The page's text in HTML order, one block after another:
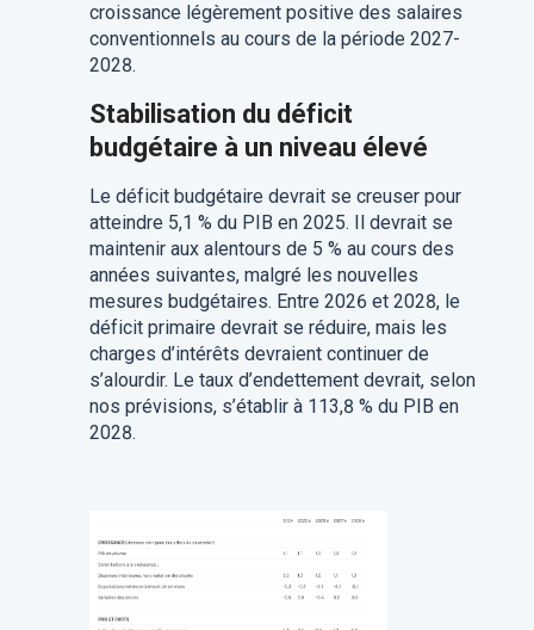
croissance légèrement positive des salaires
conventionnels au cours de la période 2027-
2028.
Stabilisation du déficit
budgétaire à un niveau élevé
Le déficit budgétaire devrait se creuser pour
atteindre 5,1 % du PIB en 2025. Il devrait se
maintenir aux alentours de 5 % au cours des
années suivantes, malgré les nouvelles
mesures budgétaires. Entre 2026 et 2028, le
déficit primaire devrait se réduire, mais les
charges d’intérêts devraient continuer de
s’alourdir. Le taux d’endettement devrait, selon
nos prévisions, s’établir à 113,8 % du PIB en
2028.